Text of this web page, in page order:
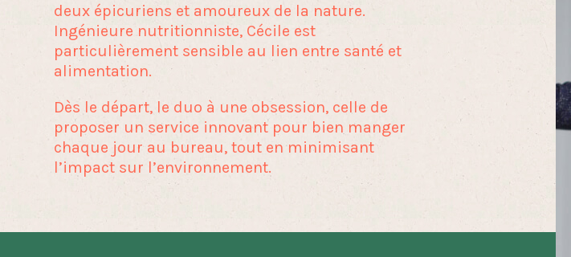
deux épicuriens et amoureux de la nature.
Ingénieure nutritionniste, Cécile est
particulièrement sensible au lien entre santé et
alimentation.
Dès le départ, le duo à une obsession, celle de
proposer un service innovant pour bien manger
chaque jour au bureau, tout en minimisant
l’impact sur l’environnement.